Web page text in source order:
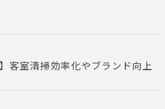
客室清掃効率化やブランド向上